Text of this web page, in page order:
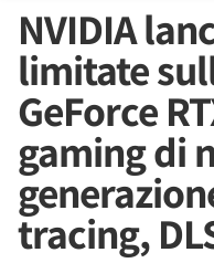
NVIDIA
limitate
GeForce
gaming di
tracing,